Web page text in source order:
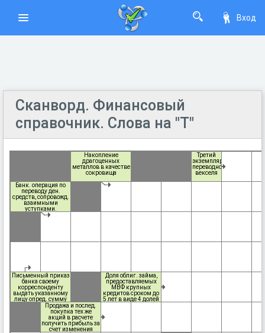
Вход
Сканворд. Финансовый
справочник. Слова на "Т"
Накопление
драгоценных
металлов в качестве
сокровища
Третий
экземпляр
переводного
векселя
Банк. операция по
переводу ден.
средств, сопровожд.
взаимными
уступками.
Письменный приказ
банка своему
корреспонденту
выдать указанному
лицу опред. сумму
денег.
Доля облиг. займа,
предоставляемых
МВФ крупных
кредитов сроком до
5 лет в виде 4 долей
Продажа и послед.
покупка тех же
акций в расчете
получить прибыль за
счет изменения